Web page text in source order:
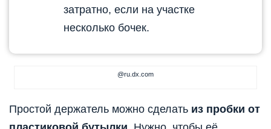
затратно, если на участке
несколько бочек.
@ru.dx.com
Простой держатель можно сделать из пробки от